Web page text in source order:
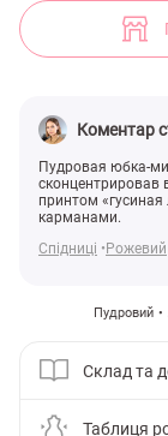
Коментар
Пудровая юбка-
сконцентрировав
принтом
карманами.
Спідниці
Рожевий
Пудровий
Склад та
Таблиця
(арт. 37309) ♡